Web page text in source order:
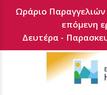
Ωράριο
επόμενη
Δευτέρα -